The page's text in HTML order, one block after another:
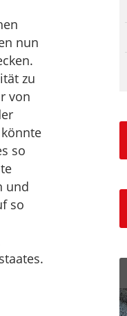
nun
zu
von
so
und
so